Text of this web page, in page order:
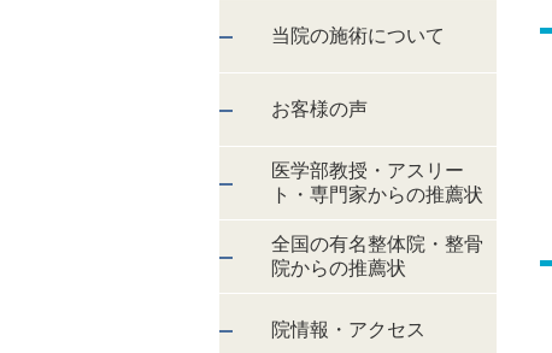
当院の施術について
お客様の声
医学部教授・アスリー
ト・専門家からの推薦状
全国の有名整体院・整骨
院からの推薦状
院情報・アクセス